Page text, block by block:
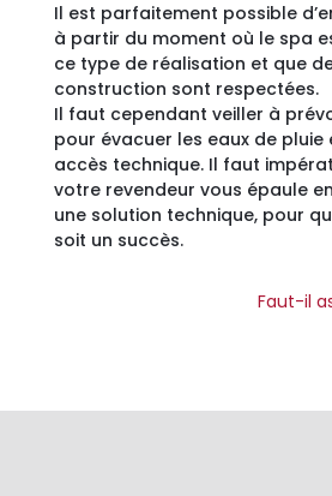
Il est parfaitement possible
à partir du moment où le spa
ce type de réalisation et que
construction sont respectées.
Il faut cependant veiller à
pour évacuer les eaux de pluie
accès technique. Il faut
votre revendeur vous épaule
une solution technique, pour
soit un succès.
Faut-il